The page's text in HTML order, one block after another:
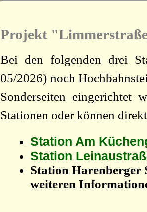
Projekt
Bei den folgenden drei
05/2026) noch
Sonderseiten eingerichtet
Stationen oder können
Station Am
Station
Station Harenberger
weiteren